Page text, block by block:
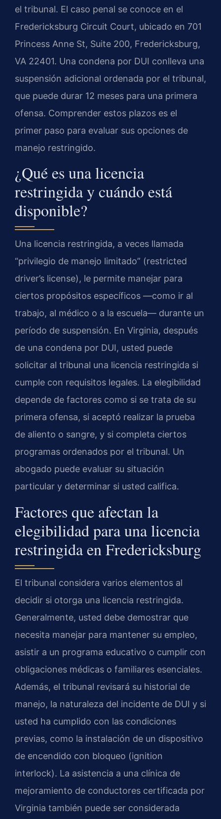
el tribunal. El caso penal se conoce en el
Fredericksburg Circuit Court, ubicado en 701
Princess Anne St, Suite 200, Fredericksburg,
VA 22401. Una condena por DUI conlleva una
suspensión adicional ordenada por el tribunal,
que puede durar 12 meses para una primera
ofensa. Comprender estos plazos es el
primer paso para evaluar sus opciones de
manejo restringido.
¿Qué es una licencia
restringida y cuándo está
disponible?
Una licencia restringida, a veces llamada
“privilegio de manejo limitado” (restricted
driver’s license), le permite manejar para
ciertos propósitos específicos —como ir al
trabajo, al médico o a la escuela— durante un
período de suspensión. En Virginia, después
de una condena por DUI, usted puede
solicitar al tribunal una licencia restringida si
cumple con requisitos legales. La elegibilidad
depende de factores como si se trata de su
primera ofensa, si aceptó realizar la prueba
de aliento o sangre, y si completa ciertos
programas ordenados por el tribunal. Un
abogado puede evaluar su situación
particular y determinar si usted califica.
Factores que afectan la
elegibilidad para una licencia
restringida en Fredericksburg
El tribunal considera varios elementos al
decidir si otorga una licencia restringida.
Generalmente, usted debe demostrar que
necesita manejar para mantener su empleo,
asistir a un programa educativo o cumplir con
obligaciones médicas o familiares esenciales.
Además, el tribunal revisará su historial de
manejo, la naturaleza del incidente de DUI y si
usted ha cumplido con las condiciones
previas, como la instalación de un dispositivo
de encendido con bloqueo (ignition
interlock). La asistencia a una clínica de
mejoramiento de conductores certificada por
Virginia también puede ser considerada